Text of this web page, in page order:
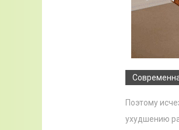
Поэтому
ухудшению